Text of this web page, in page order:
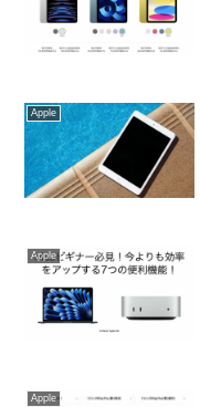
Apple
Apple
Apple